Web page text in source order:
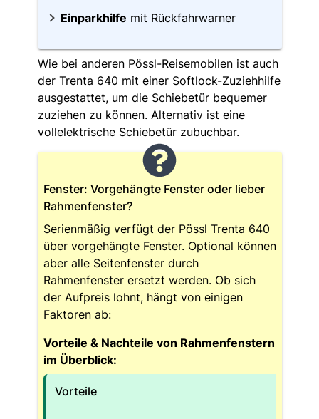
Einparkhilfe mit Rückfahrwarner
Wie bei anderen Pössl-Reisemobilen ist auch
der Trenta 640 mit einer Softlock-Zuziehhilfe
ausgestattet, um die Schiebetür bequemer
zuziehen zu können. Alternativ ist eine
vollelektrische Schiebetür zubuchbar.
Fenster: Vorgehängte Fenster oder lieber
Rahmenfenster?
Serienmäßig verfügt der Pössl Trenta 640
über vorgehängte Fenster. Optional können
aber alle Seitenfenster durch
Rahmenfenster ersetzt werden. Ob sich
der Aufpreis lohnt, hängt von einigen
Faktoren ab:
Vorteile & Nachteile von Rahmenfenstern
im Überblick:
Vorteile